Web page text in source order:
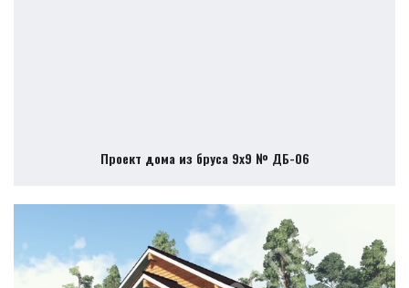
Проект дома из бруса 9х9 № ДБ-06